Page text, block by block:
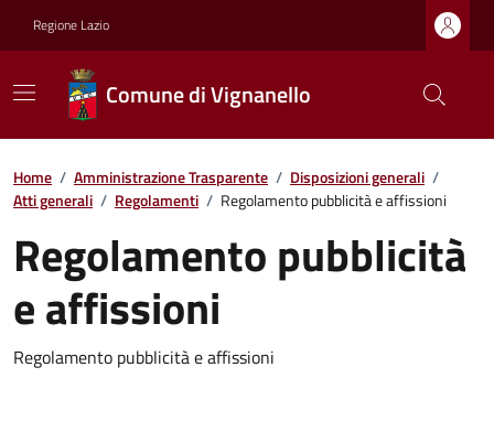
Regione Lazio
Comune di Vignanello
Home / Amministrazione Trasparente / Disposizioni generali /
Atti generali / Regolamenti / Regolamento pubblicità e affissioni
Regolamento pubblicità
e affissioni
Regolamento pubblicità e affissioni